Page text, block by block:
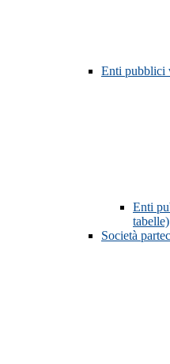
Enti pubblici
Enti
tabelle)
Società